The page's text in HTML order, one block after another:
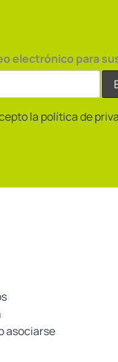
electrónico para
la política de
asociarse